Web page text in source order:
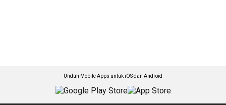
Unduh Mobile Apps untuk iOS dan Android